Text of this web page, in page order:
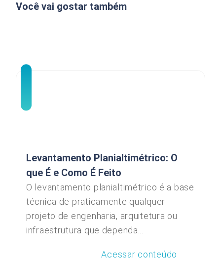
Você vai gostar também
Levantamento Planialtimétrico: O
que É e Como É Feito
O levantamento planialtimétrico é a base
técnica de praticamente qualquer
projeto de engenharia, arquitetura ou
infraestrutura que dependa...
Acessar conteúdo